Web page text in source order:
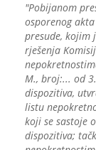
"Pobijanom
osporenog
presude, kojim
rješenja
M., broj:... od
dispozitiva,
listu
koji se sastoje
dispozitiva;